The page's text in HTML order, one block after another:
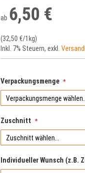
ab 6,50 €
(32,50 €/1kg)
Inkl. 7% Steuern, exkl.
Verpackungsmenge
Zuschnitt
Individueller Wunsch (z.B.